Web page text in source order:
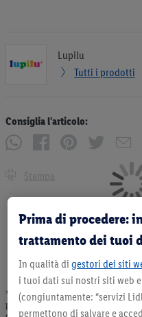
Lupilu
Tutti i prodotti
Consiglia l’articolo:
Stampa
* Offerta valida fino ad esaurimento
prodotti qui reclamizzati, soprattutto
Prima di procedere:
trattamento dei tuoi
In qualità di gestori dei siti
i tuoi dati sui nostri siti web
(congiuntamente: “servizi
permettono di salvare e